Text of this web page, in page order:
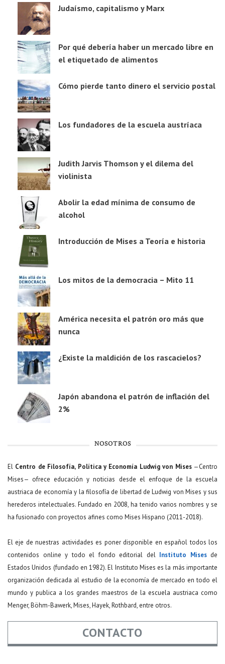
Judaísmo, capitalismo y Marx
Por qué debería haber un mercado libre en
el etiquetado de alimentos
Cómo pierde tanto dinero el servicio postal
Los fundadores de la escuela austríaca
Judith Jarvis Thomson y el dilema del
violinista
Abolir la edad mínima de consumo de
alcohol
Introducción de Mises a Teoría e historia
Los mitos de la democracia – Mito 11
América necesita el patrón oro más que
nunca
¿Existe la maldición de los rascacielos?
Japón abandona el patrón de inflación del
2%
NOSOTROS
El Centro de Filosofía, Política y Economía Ludwig von Mises—Centro
Mises— ofrece educación y noticias desde el enfoque de la escuela
austriaca de economía y la filosofía de libertad de Ludwig von Mises y sus
herederos intelectuales. Fundado en 2008, ha tenido varios nombres y se
ha fusionado con proyectos afines como Mises Hispano (2011-2018).
El eje de nuestras actividades es poner disponible en español todos los
contenidos online y todo el fondo editorial del Instituto Misesde
Estados Unidos (fundado en 1982). El Instituto Mises es la más importante
organización dedicada al estudio de la economía de mercado en todo el
mundo y publica a los grandes maestros de la escuela austriaca como
Menger, Böhm-Bawerk, Mises, Hayek, Rothbard, entre otros.
CONTACTO